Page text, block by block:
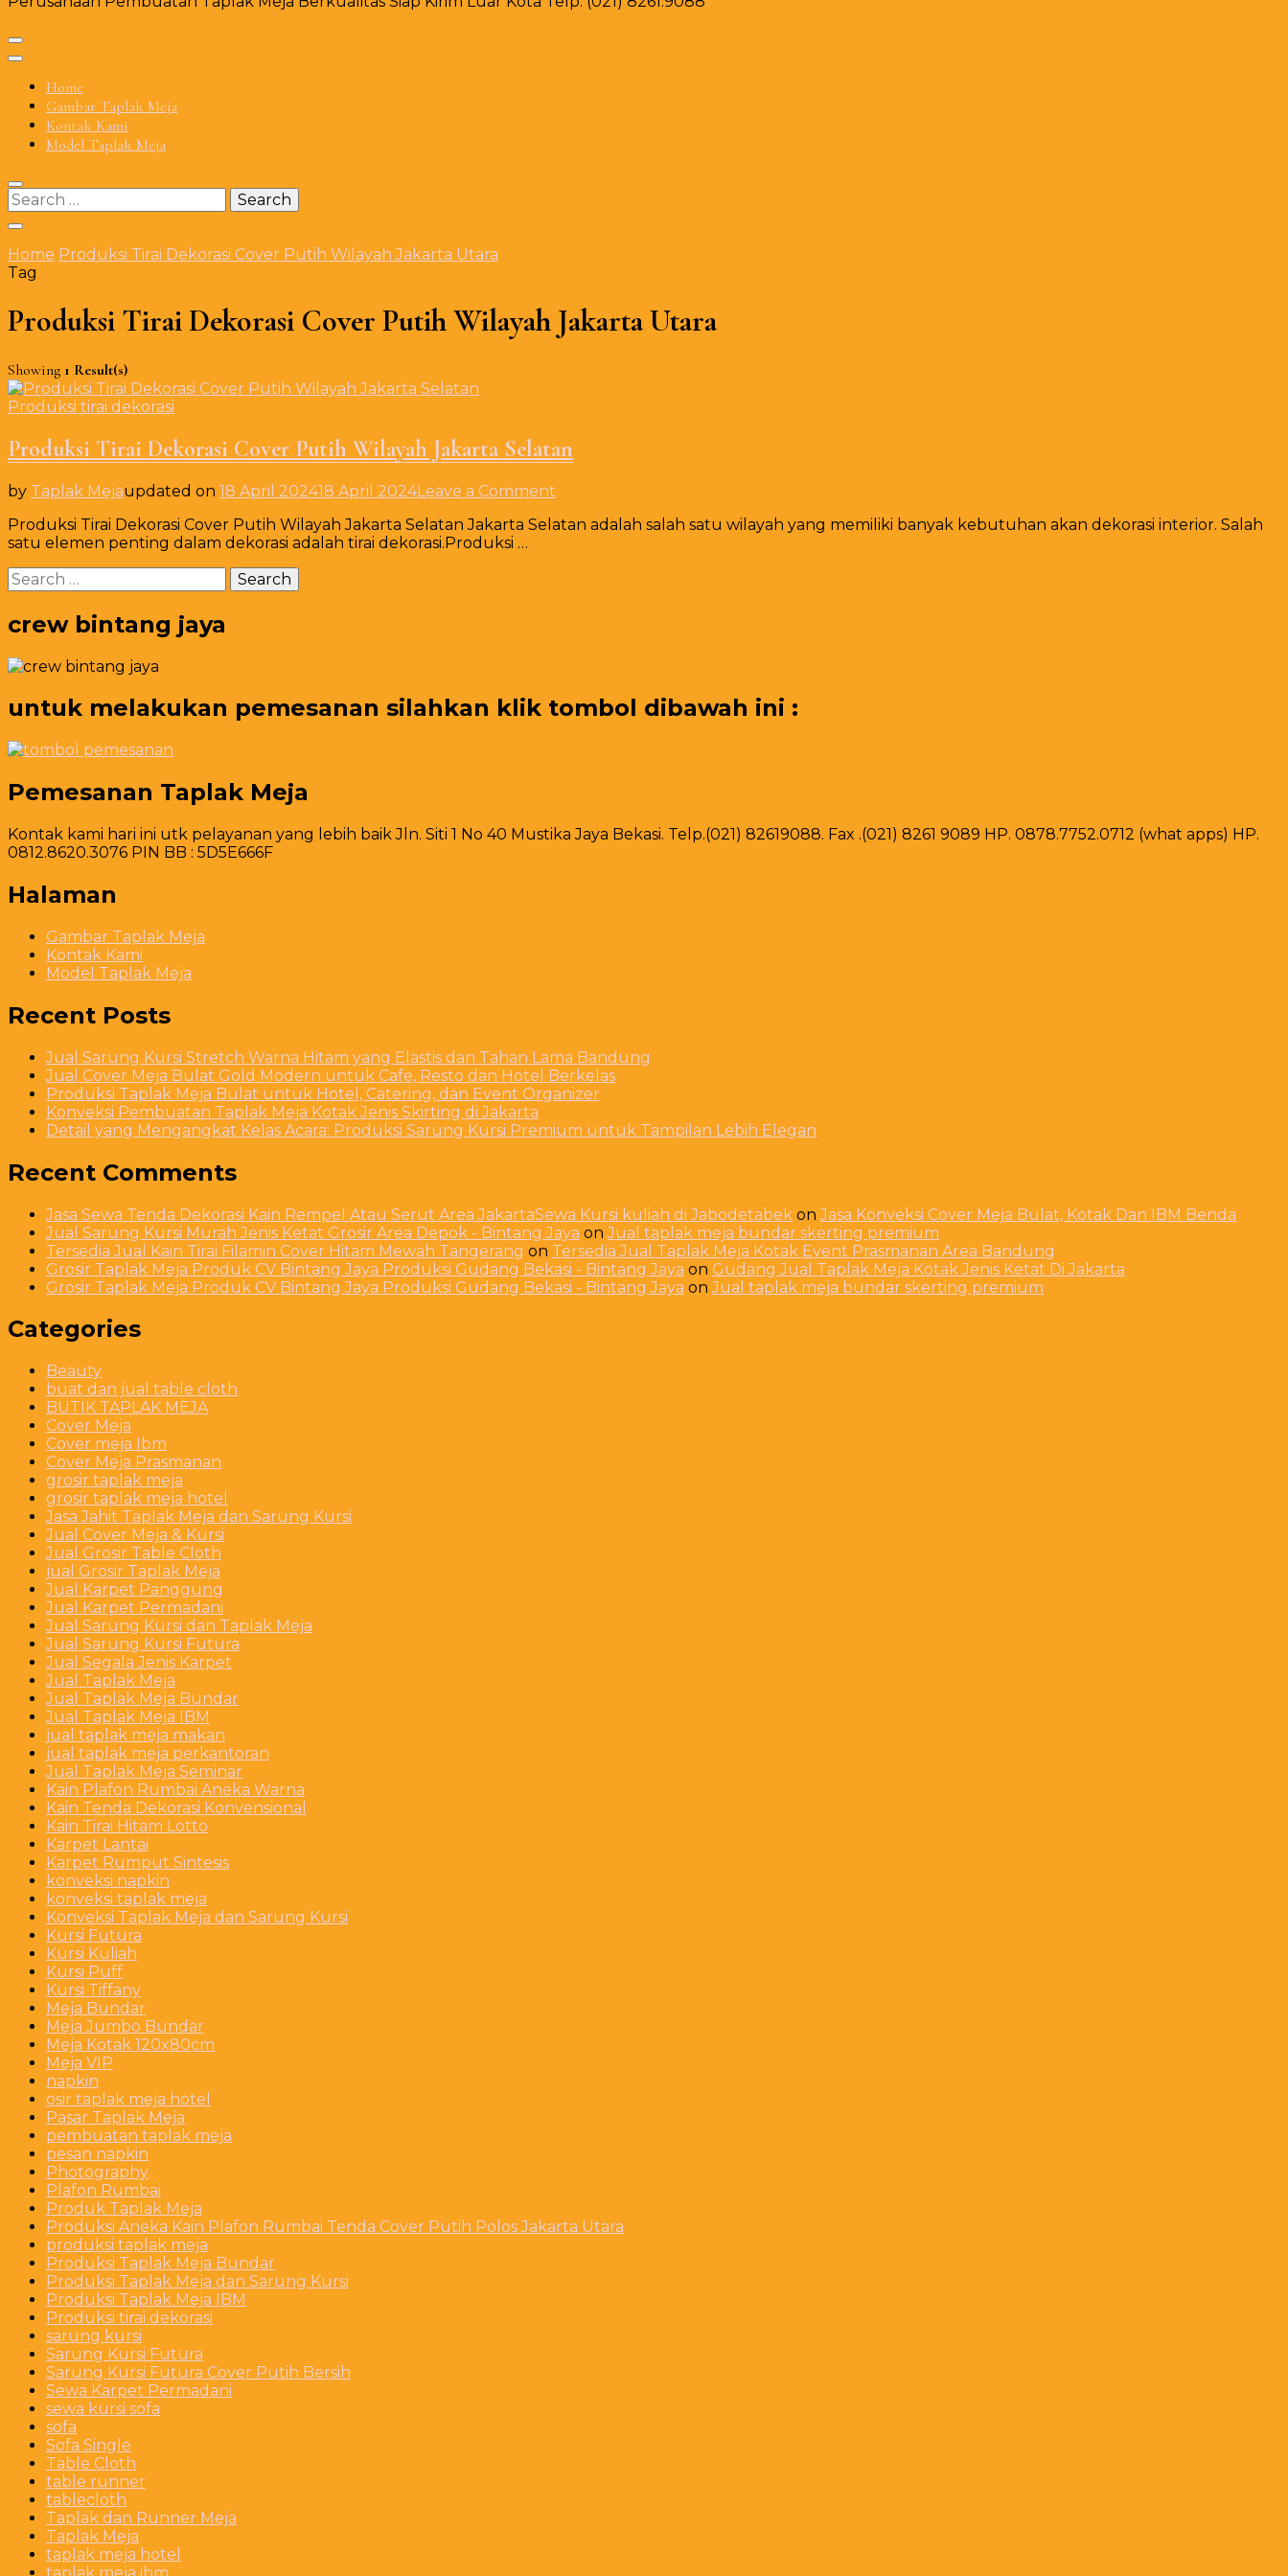
Home
Gambar Taplak Meja
Kontak Kami
Model Taplak Meja
Search
for:
Home Produksi Tirai Dekorasi Cover Putih Wilayah Jakarta Utara
Tag
Produksi Tirai Dekorasi Cover Putih Wilayah Jakarta Utara
Showing 1 Result(s)
Produksi tirai dekorasi
Produksi Tirai Dekorasi Cover Putih Wilayah Jakarta Selatan
by Taplak Mejaupdated on 18 April 202418 April 2024Leave a Comment
Tirai
Produksi Tirai Dekorasi Cover Putih Wilayah Jakarta Selatan Jakarta Selatan adalah salah satu wilayah yang memiliki banyak kebutuhan akan dekorasi interior. Salah
satu elemen penting dalam dekorasi adalah tirai dekorasi.Produksi …
Search
for:
crew bintang jaya
untuk melakukan pemesanan silahkan klik tombol dibawah ini :
Pemesanan Taplak Meja
Kontak kami hari ini utk pelayanan yang lebih baik Jln. Siti 1 No 40 Mustika Jaya Bekasi. Telp.(021) 82619088. Fax .(021) 8261 9089 HP. 0878.7752.0712 (what apps) HP.
0812.8620.3076 PIN BB : 5D5E666F
Halaman
Gambar Taplak Meja
Kontak Kami
Model Taplak Meja
Recent Posts
Jual Sarung Kursi Stretch Warna Hitam yang Elastis dan Tahan Lama Bandung
Jual Cover Meja Bulat Gold Modern untuk Cafe, Resto dan Hotel Berkelas
Produksi Taplak Meja Bulat untuk Hotel, Catering, dan Event Organizer
Konveksi Pembuatan Taplak Meja Kotak Jenis Skirting di Jakarta
Detail yang Mengangkat Kelas Acara: Produksi Sarung Kursi Premium untuk Tampilan Lebih Elegan
Recent Comments
Jasa Sewa Tenda Dekorasi Kain Rempel Atau Serut Area JakartaSewa Kursi kuliah di Jabodetabek onJasa Konveksi Cover Meja Bulat, Kotak Dan IBM Benda
Jual Sarung Kursi Murah Jenis Ketat Grosir Area Depok - Bintang Jaya onJual taplak meja bundar skerting premium
Tersedia Jual Kain Tirai Filamin Cover Hitam Mewah Tangerang on Tersedia Jual Taplak Meja Kotak Event Prasmanan Area Bandung
Grosir Taplak Meja Produk CV Bintang Jaya Produksi Gudang Bekasi - Bintang Jaya on Gudang Jual Taplak Meja Kotak Jenis Ketat Di Jakarta
Grosir Taplak Meja Produk CV Bintang Jaya Produksi Gudang Bekasi - Bintang Jaya onJual taplak meja bundar skerting premium
Categories
Beauty
buat dan jual table cloth
BUTIK TAPLAK MEJA
Cover Meja
Cover meja Ibm
Cover Meja Prasmanan
grosir taplak meja
grosir taplak meja hotel
Jasa Jahit Taplak Meja dan Sarung Kursi
Jual Cover Meja & Kursi
Jual Grosir Table Cloth
jual Grosir Taplak Meja
Jual Karpet Panggung
Jual Karpet Permadani
Jual Sarung Kursi dan Taplak Meja
Jual Sarung Kursi Futura
Jual Segala Jenis Karpet
Jual Taplak Meja
Jual Taplak Meja Bundar
Jual Taplak Meja IBM
jual taplak meja makan
jual taplak meja perkantoran
Jual Taplak Meja Seminar
Kain Plafon Rumbai Aneka Warna
Kain Tenda Dekorasi Konvensional
Kain Tirai Hitam Lotto
Karpet Lantai
Karpet Rumput Sintesis
konveksi napkin
konveksi taplak meja
Konveksi Taplak Meja dan Sarung Kursi
Kursi Futura
Kursi Kuliah
Kursi Puff
Kursi Tiffany
Meja Bundar
Meja Jumbo Bundar
Meja Kotak 120x80cm
Meja VIP
napkin
osir taplak meja hotel
Pasar Taplak Meja
pembuatan taplak meja
pesan napkin
Photography
Plafon Rumbai
Produk Taplak Meja
Produksi Aneka Kain Plafon Rumbai Tenda Cover Putih Polos Jakarta Utara
produksi taplak meja
Produksi Taplak Meja Bundar
Produksi Taplak Meja dan Sarung Kursi
Produksi Taplak Meja IBM
Produksi tirai dekorasi
sarung kursi
Sarung Kursi Futura
Sarung Kursi Futura Cover Putih Bersih
Sewa Karpet Permadani
sewa kursi sofa
sofa
Sofa Single
Table Cloth
table runner
tablecloth
Taplak dan Runner Meja
Taplak Meja
taplak meja hotel